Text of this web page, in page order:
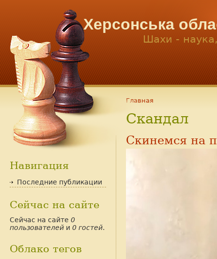
Херсонська
Шахи -
Главная
Скандал
Скинемся на
Навигация
Последние публикации
Сейчас на сайте
Сейчас на сайте 0
пользователей и 0 гостей.
Облако тегов